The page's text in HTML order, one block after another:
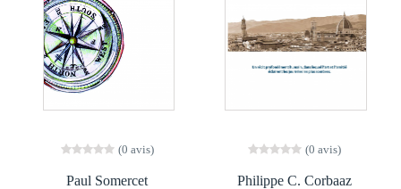
(0 avis)
Paul Somercet
(0 avis)
Philippe C. Corbaaz